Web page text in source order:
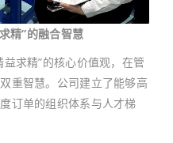
精”的融合智慧
求精”的核心价值观，在管
重智慧。公司建立了能够高
订单的组织体系与人才梯